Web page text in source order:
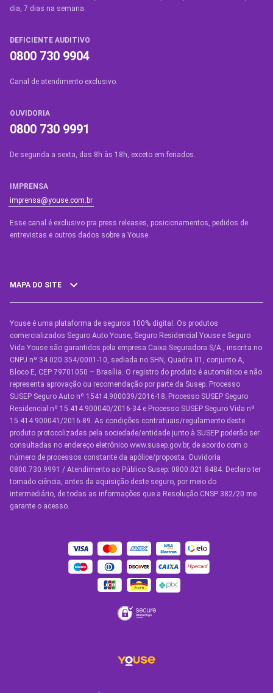
dia, 7 dias na semana.
DEFICIENTE AUDITIVO
0800 730 9904
Canal de atendimento exclusivo.
OUVIDORIA
0800 730 9991
De segunda a sexta, das 8h às 18h, exceto em feriados.
IMPRENSA
imprensa@youse.com.br
Esse canal é exclusivo pra press releases, posicionamentos, pedidos de
entrevistas e outros dados sobre a Youse.​
MAPA DO SITE
SEGUROS
Seguro Auto
Seguro Auto para Terceiros
Seguro por Marcas de Carro
Seguro Residencial
Seguro de Vida
Manual de Assistências
Condições Gerais
OUTROS SERVIÇOS
Youse é uma plataforma de seguros 100% digital. Os produtos
comercializados Seguro Auto Youse, Seguro Residencial Youse e Seguro
Vida Youse são garantidos pela empresa Caixa Seguradora S/A., inscrita no
CNPJ nº 34.020.354/0001-10, sediada no SHN, Quadra 01, conjunto A,
Bloco E, CEP 79701050 – Brasília. O registro do produto é automático e não
representa aprovação ou recomendação por parte da Susep. Processo
SUSEP Seguro Auto nº 15414.900039/2016-18; Processo SUSEP Seguro
Residencial nº 15.414.900040/2016-34 e Processo SUSEP Seguro Vida nº
15.414.900041/2016-89. As condições contratuais/regulamento deste
produto protocolizadas pela sociedade/entidade junto à SUSEP poderão ser
consultadas no endereço eletrônico www.susep.gov.br, de acordo com o
número de processos constante da apólice/proposta. Ouvidoria
0800.730.9991 / Atendimento ao Público Susep: 0800.021.8484. Declaro ter
tomado ciência, antes da aquisição deste seguro, por meio do
intermediário, de todas as informações que a Resolução CNSP 382/20 me
garante o acesso.